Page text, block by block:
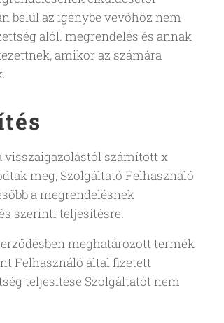
belül az igénybe vevőhöz nem
alól. megrendelés és annak
amikor az számára
visszaigazolástól számított x
meg, Szolgáltató Felhasználó
a megrendelésnek
szerinti teljesítésre.
meghatározott termék
Felhasználó által fizetett
teljesítése Szolgáltatót nem